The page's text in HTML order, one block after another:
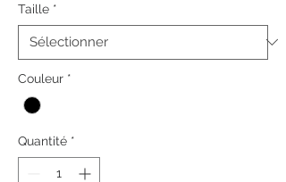
Taille *
Couleur *
Quantité *